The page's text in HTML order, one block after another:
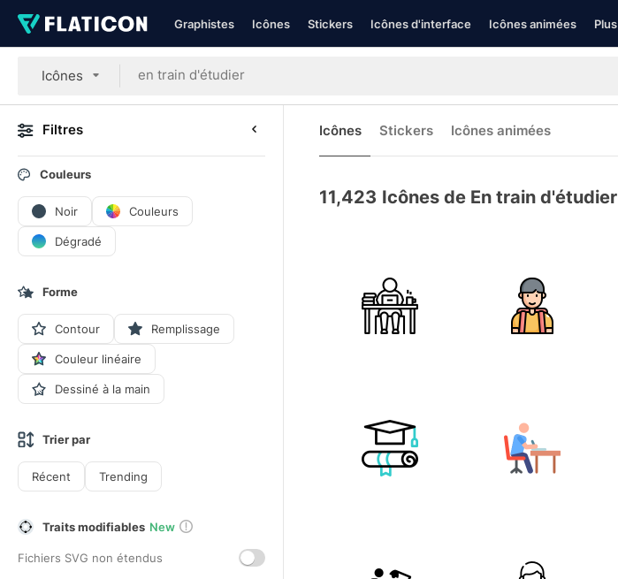
Graphistes Icônes Stickers Icônes d'interface Icônes animées Plus
Icônes
Filtres
Couleurs
Noir Couleurs
Dégradé
Forme
Contour Remplissage
Couleur linéaire
Dessiné à la main
Trier par
Récent Trending
Traits modifiables New
Fichiers SVG non étendus
Icônes Stickers Icônes animées
11,423 Icônes de En train d'étudier